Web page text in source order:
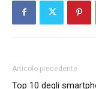
Articolo precedente
Top 10 degli